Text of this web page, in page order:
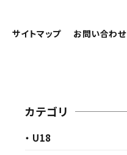
サイトマップ お問い合わせ
カテゴリ
・ U18